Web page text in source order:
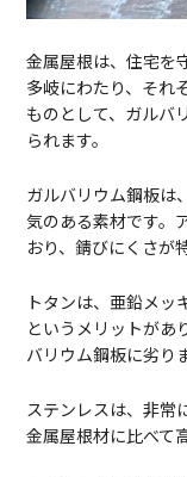
金属屋根は、住宅を
多岐にわたり、それ
ものとして、ガルバ
られます。
ガルバリウム鋼板は
気のある素材です。
おり、錆びにくさが
トタンは、亜鉛メッ
というメリットがあ
バリウム鋼板に劣り
ステンレスは、非常
金属屋根材に比べて